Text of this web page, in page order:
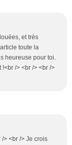
et très
toute la
heureuse pour toi.
/> <br /> <br />
/> <br /> Je crois